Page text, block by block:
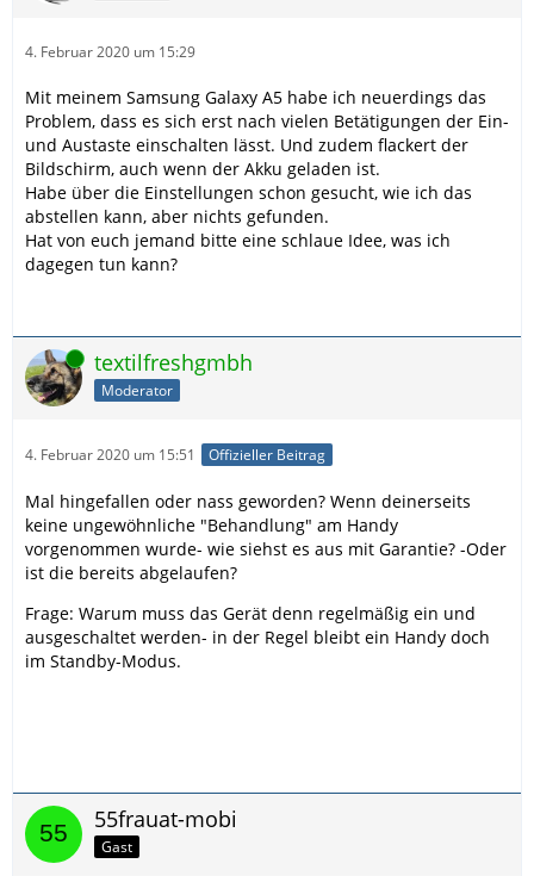
4. Februar 2020 um 15:29
Mit meinem Samsung Galaxy A5 habe ich neuerdings das
Problem, dass es sich erst nach vielen Betätigungen der Ein-
und Austaste einschalten lässt. Und zudem flackert der
Bildschirm, auch wenn der Akku geladen ist.
Habe über die Einstellungen schon gesucht, wie ich das
abstellen kann, aber nichts gefunden.
Hat von euch jemand bitte eine schlaue Idee, was ich
dagegen tun kann?
Online textilfreshgmbh
Moderator
4. Februar 2020 um 15:51 Offizieller Beitrag
Mal hingefallen oder nass geworden? Wenn deinerseits
keine ungewöhnliche "Behandlung" am Handy
vorgenommen wurde- wie siehst es aus mit Garantie? -Oder
ist die bereits abgelaufen?
Frage: Warum muss das Gerät denn regelmäßig ein und
ausgeschaltet werden- in der Regel bleibt ein Handy doch
im Standby-Modus.
55frauat-mobi
Gast